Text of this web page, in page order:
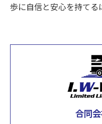
歩に自信と安心を持てる
合同会